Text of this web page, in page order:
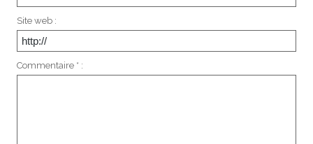
Site web :
Commentaire * :